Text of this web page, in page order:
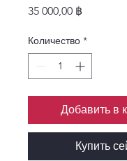
35 000,00 ฿
Количество *
Добавить в
Купить